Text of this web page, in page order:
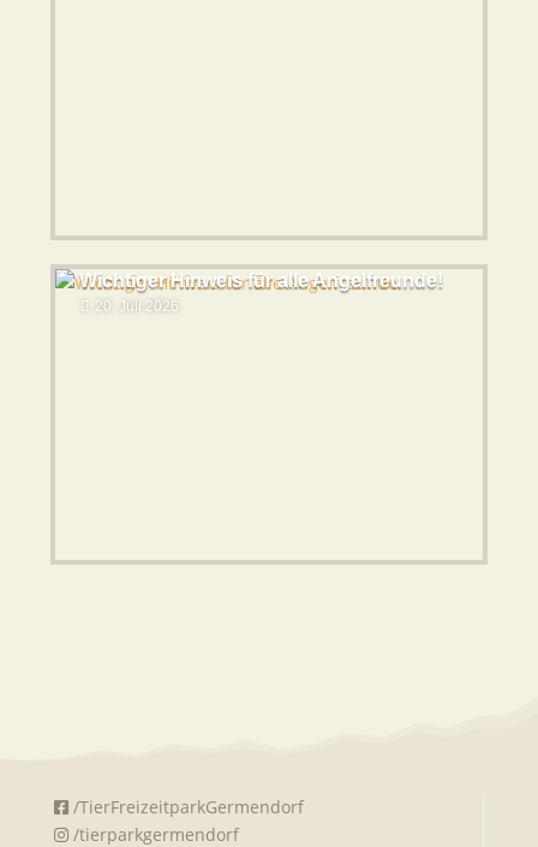
Wichtiger Hinweis für alle Angelfreunde!
20. Juli 2026
/TierFreizeitparkGermendorf
/tierparkgermendorf